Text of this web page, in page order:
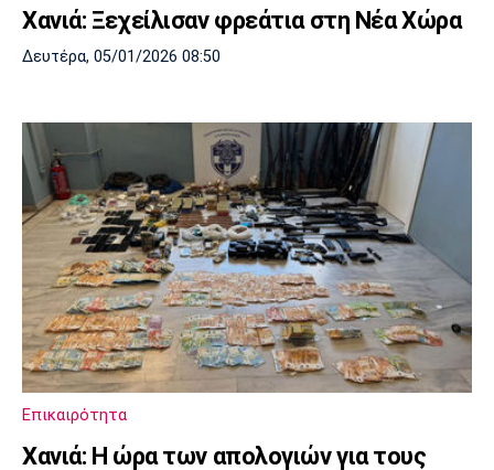
Ίντερ
Μπορούσια
Ντόρτμουντ
Παρί Σεν
Ζερμέν
Μαρσέιγ
Μονακό
Ερυθρός
Αστέρας
Τότεναμ
Μπενφίκα
Χανιά: Ξεχείλισαν φρεάτια στη Νέα Χώρα
Δευτέρα, 05/01/2026 08:50
Επικαιρότητα
Χανιά: Η ώρα των απολογιών για τους